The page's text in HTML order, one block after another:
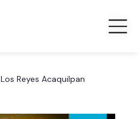
Los Reyes Acaquilpan